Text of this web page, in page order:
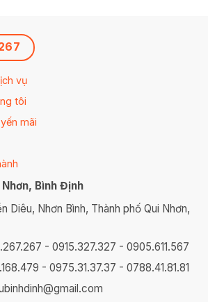
vụ
tôi
mãi
Bình Định
Diêu, Nhơn Bình, Thành phố Qui Nhơn,
- 0915.327.327 - 0905.611.567
- 0975.31.37.37 - 0788.41.81.81